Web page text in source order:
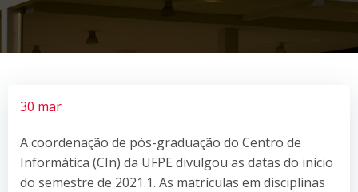
30 mar
A coordenação de pós-graduação do Centro de
Informática (CIn) da UFPE divulgou as datas do início
do semestre de 2021.1. As matrículas em disciplinas